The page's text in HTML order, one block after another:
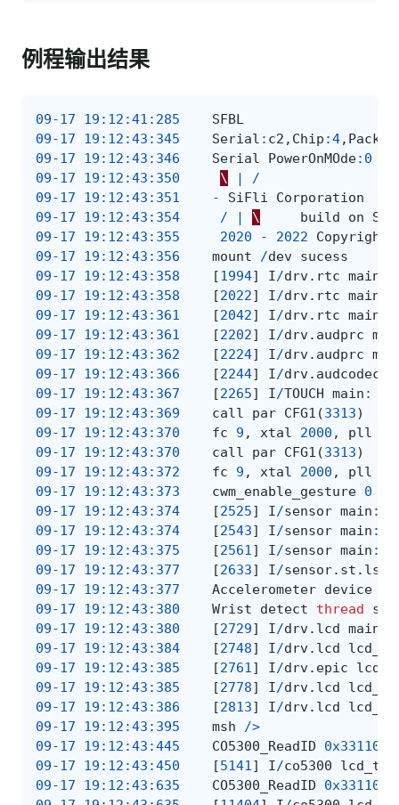
例程输出结果
09-17 19 : 12 :41 : 285
SFBL
09-17
19 : 12 :43 : 345 Serial : c2 , Chip :4,
09-17
19 : 12 :43 : 346 Serial PowerOnMOde: 0
09-17
19 : 12 :43 : 350 \ |
/
09-17
19 : 12 :43 : 351 - SiFli
Corporation
09-17
19 : 12 :43 : 354 / | \ build on
Sep
09-17
19 : 12 :43 : 355 2020 - 2022 Copyright
09-17
19 : 12 :43 : 356 mount /dev sucess
09-17
19 : 12 :43 : 358 [1994] I/drv. rtc main
09-17
19 : 12 :43 : 358 [2022] I/drv. rtc main
09-17
19 : 12 :43 : 361 [2042] I/drv. rtc main
09-17
19 : 12 :43 : 361 [2202] I/drv. audprc
09-17
19 : 12 :43 : 362 [2224] I/drv. audprc
09-17
19 : 12 :43 : 366 [2244] I/drv. audcodec
09-17
19 : 12 :43 : 367 [2265] I/TOUCH main :
09-17
19 : 12 :43 : 369 call par CFG1 (3313)
09-17
19 : 12 :43 : 370 fc 9 , xtal 2000 , pll
09-17
19 : 12 :43 : 370 call par CFG1 (3313)
09-17
19 : 12 :43 : 372 fc 9 , xtal 2000 , pll
09-17
19 : 12 :43 : 373 cwm_enable_gesture 0
09-17
19 : 12 :43 : 374 [2525] I/sensor main :
09-17
19 : 12 :43 : 374 [2543] I/sensor main :
09-17
19 : 12 :43 : 375 [2561 ] I/sensor main :
09-17
19 : 12 :43 : 377 [2633] I/sensor. st .
09-17
19 : 12 :43 : 377 Accelerometer device
09-17
19 : 12 :43 : 380 Wrist detect thread
09-17
19 : 12 :43 : 380 [2729] I/drv. lcd main
09-17
19 : 12 :43 : 384 [2748] I/drv. lcd
09-17
19 : 12 :43 : 385 [2761 ] I/drv. epic
09-17
19 : 12 :43 : 385 [2778] I/drv. lcd
09-17
19 : 12 :43 : 386 [2813] I/drv. lcd
09-17
19 : 12 :43 : 395 msh
/>
09-17
19 : 12 :43 :445 CO5300_ReadID
0x331100
09-17
19 : 12 :43 :450 [5141 ] I/co5300
09-17
19 : 12 :43 : 635 CO5300_ReadID
0x331100